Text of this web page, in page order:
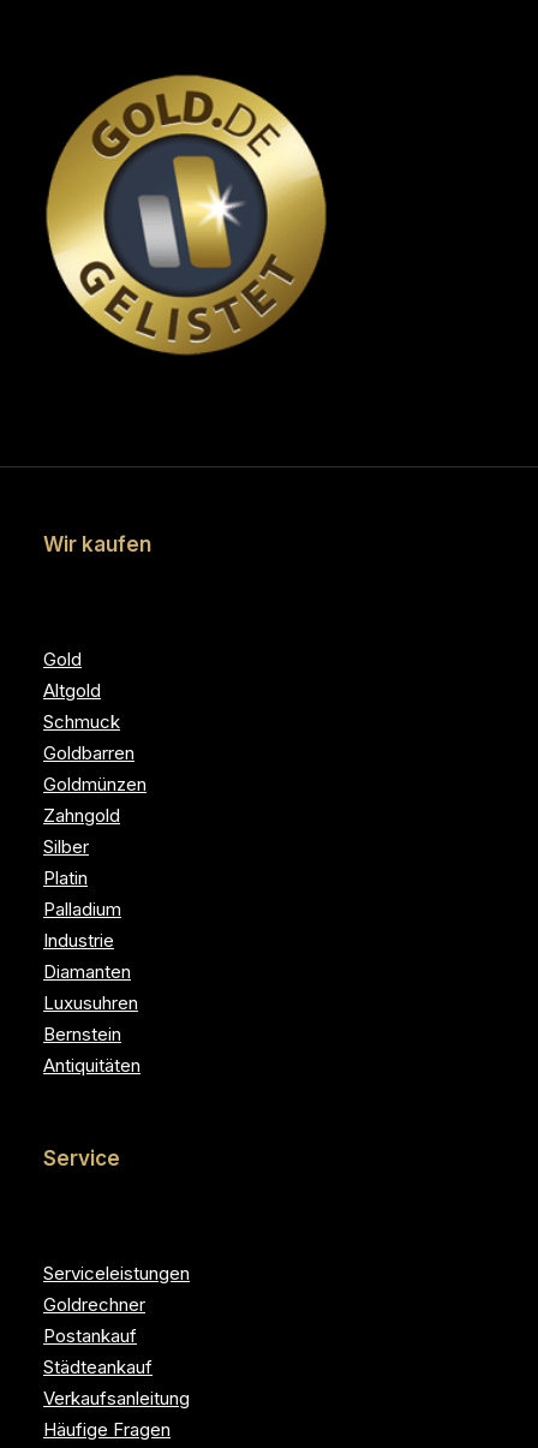
Wir kaufen
Gold
Altgold
Schmuck
Goldbarren
Goldmünzen
Zahngold
Silber
Platin
Palladium
Industrie
Diamanten
Luxusuhren
Bernstein
Antiquitäten
Service
Serviceleistungen
Goldrechner
Postankauf
Städteankauf
Verkaufsanleitung
Häufige Fragen